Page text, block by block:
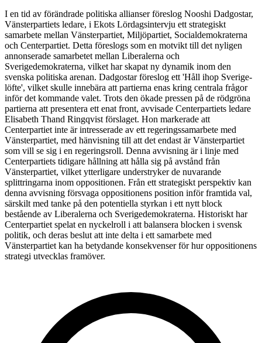
I en tid av förändrade politiska allianser föreslog Nooshi Dadgostar,
Vänsterpartiets ledare, i Ekots Lördagsintervju ett strategiskt
samarbete mellan Vänsterpartiet, Miljöpartiet, Socialdemokraterna
och Centerpartiet. Detta föreslogs som en motvikt till det nyligen
annonserade samarbetet mellan Liberalerna och
Sverigedemokraterna, vilket har skapat ny dynamik inom den
svenska politiska arenan. Dadgostar föreslog ett 'Håll ihop Sverige-
löfte', vilket skulle innebära att partierna enas kring centrala frågor
inför det kommande valet. Trots den ökade pressen på de rödgröna
partierna att presentera ett enat front, avvisade Centerpartiets ledare
Elisabeth Thand Ringqvist förslaget. Hon markerade att
Centerpartiet inte är intresserade av ett regeringssamarbete med
Vänsterpartiet, med hänvisning till att det endast är Vänsterpartiet
som vill se sig i en regeringsroll. Denna avvisning är i linje med
Centerpartiets tidigare hållning att hålla sig på avstånd från
Vänsterpartiet, vilket ytterligare understryker de nuvarande
splittringarna inom oppositionen. Från ett strategiskt perspektiv kan
denna avvisning försvaga oppositionens position inför framtida val,
särskilt med tanke på den potentiella styrkan i ett nytt block
bestående av Liberalerna och Sverigedemokraterna. Historiskt har
Centerpartiet spelat en nyckelroll i att balansera blocken i svensk
politik, och deras beslut att inte delta i ett samarbete med
Vänsterpartiet kan ha betydande konsekvenser för hur oppositionens
strategi utvecklas framöver.